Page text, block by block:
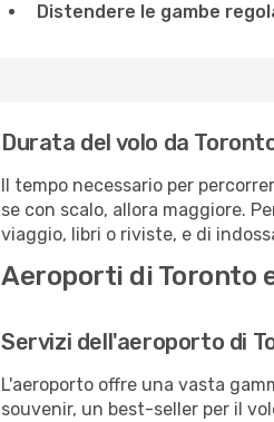
Distendere le gambe
Durata del volo da
Il tempo necessario per
se con scalo, allora maggiore.
viaggio, libri o riviste, e di
Aeroporti di Toronto
Servizi dell'aeroporto di
L'aeroporto offre una vasta
souvenir, un best-seller per il